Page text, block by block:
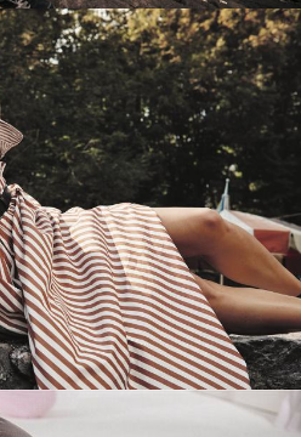
сети магазинов
Project
проект